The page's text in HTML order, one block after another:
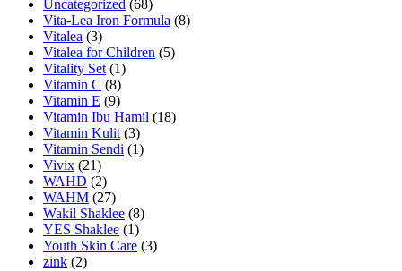
Uncategorized (68)
Vita-Lea Iron Formula (8)
Vitalea (3)
Vitalea for Children (5)
Vitality Set (1)
Vitamin C (8)
Vitamin E (9)
Vitamin Ibu Hamil (18)
Vitamin Kulit (3)
Vitamin Sendi (1)
Vivix (21)
WAHD (2)
WAHM (27)
Wakil Shaklee (8)
YES Shaklee (1)
Youth Skin Care (3)
zink (2)